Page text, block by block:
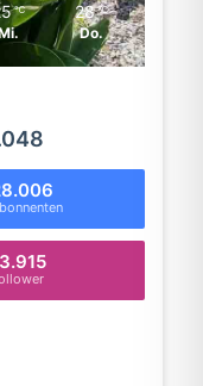
℃ 28 ℃
Do.